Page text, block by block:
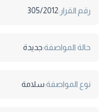
رقم القرار:305/2012
حالة المواصفة:جديدة
نوع المواصفة:سلامة